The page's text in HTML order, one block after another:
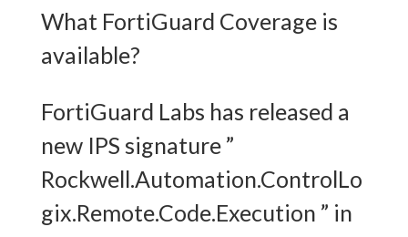
What FortiGuard Coverage is
available?
FortiGuard Labs has released a
new IPS signature ”
Rockwell.Automation.ControlLo
gix.Remote.Code.Execution ” in